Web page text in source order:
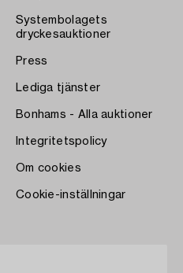
Systembolagets
dryckesauktioner
Press
Lediga tjänster
Bonhams - Alla auktioner
Integritetspolicy
Om cookies
Cookie-inställningar